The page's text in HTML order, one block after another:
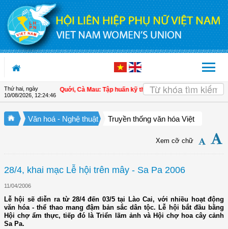
Truy cập nội dung luôn
Thứ hai, ngày
10/08/2026, 12:24:47
LHPN xã Ninh Quới, Cà Mau: Tập huấn kỹ thuật kỹ thuật trồng rau màu an
Văn hoá - Nghệ thuật Truyền thống văn hóa Việt
Xem cỡ chữ
28/4, khai mạc Lễ hội trên mây - Sa Pa 2006
11/04/2006
Lễ hội sẽ diễn ra từ 28/4 đến 03/5 tại Lào Cai, với nhiều hoạt động
văn hóa - thể thao mang đậm bản sắc dân tộc. Lễ hội bắt đầu bằng
Hội chợ ẩm thực, tiếp đó là Triển lãm ảnh và Hội chợ hoa cây cảnh
Sa Pa.